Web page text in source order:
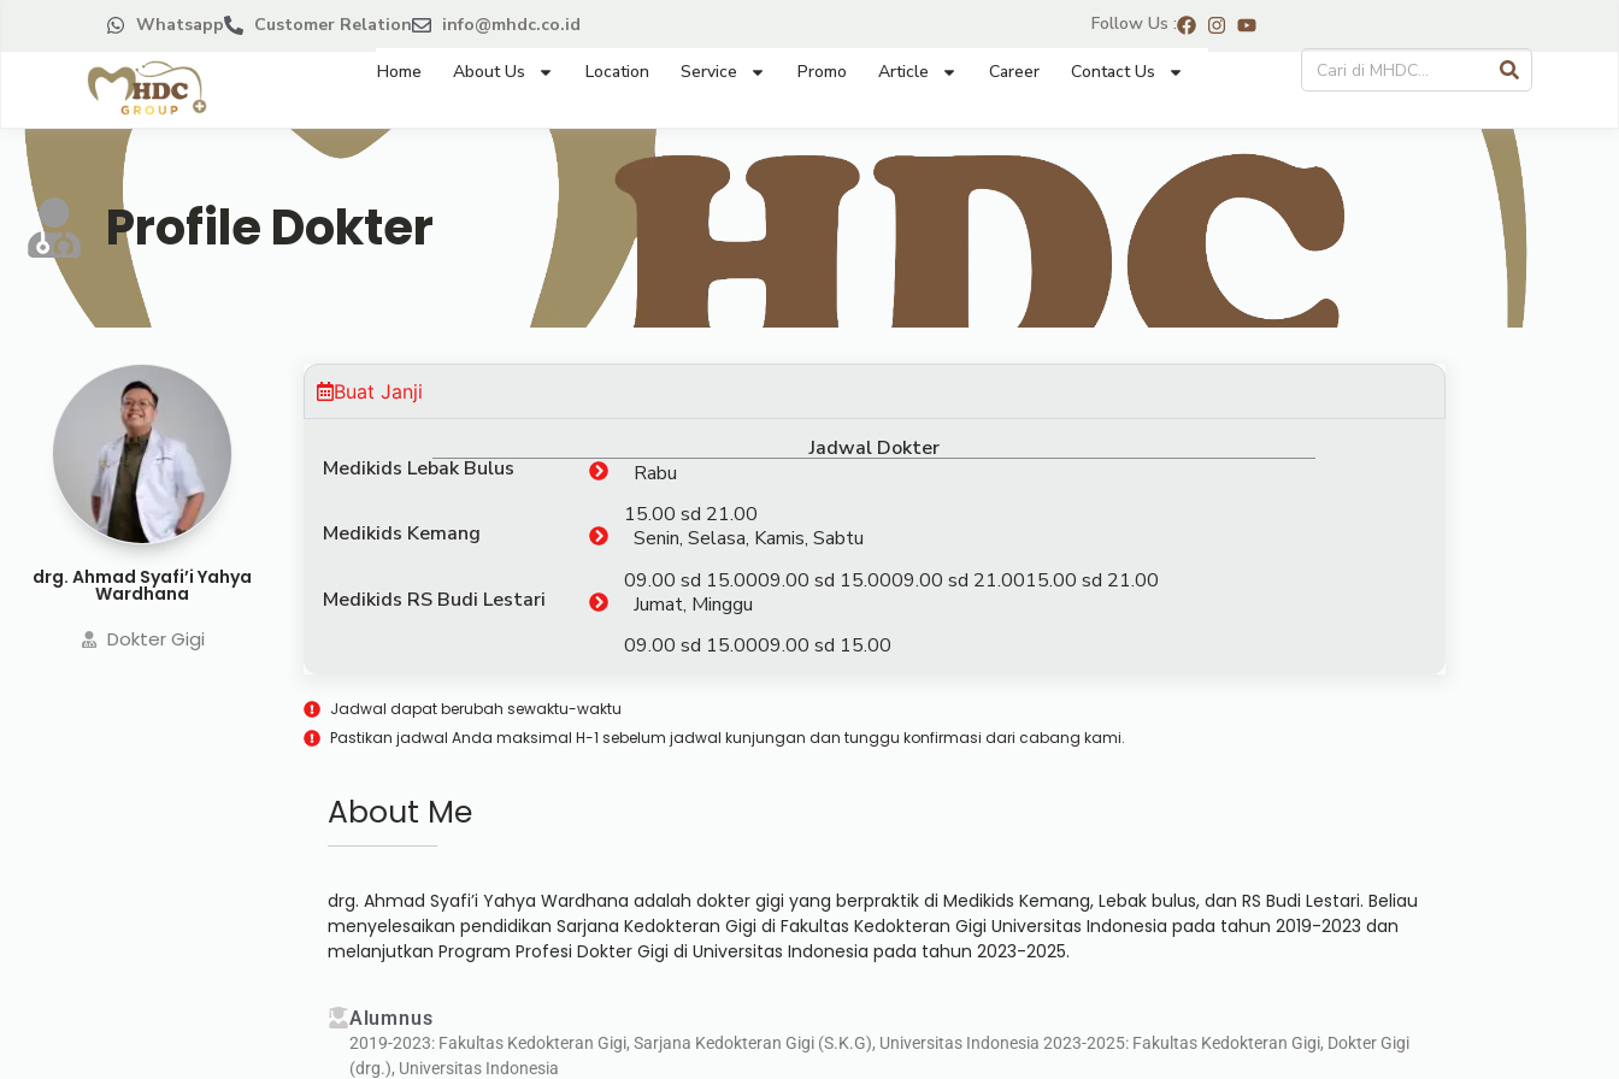
Whatsapp Customer Relation info@mhdc.co.id Follow Us :
Home About Us Location Service Promo Article Career Contact Us
Profile Dokter
drg. Ahmad Syafi’i Yahya
Wardhana
Dokter Gigi
Buat Janji
Jadwal Dokter
Medikids Lebak Bulus
Rabu
15.00 sd 21.00
Medikids Kemang
Senin, Selasa, Kamis, Sabtu
09.00 sd 15.0009.00 sd 15.0009.00 sd 21.0015.00 sd 21.00
Medikids RS Budi Lestari
Jumat, Minggu
09.00 sd 15.0009.00 sd 15.00
Jadwal dapat berubah sewaktu-waktu
Pastikan jadwal Anda maksimal H-1 sebelum jadwal kunjungan dan tunggu konfirmasi dari cabang kami.
About Me
drg. Ahmad Syafi’i Yahya Wardhana adalah dokter gigi yang berpraktik di Medikids Kemang, Lebak bulus, dan RS Budi Lestari. Beliau
menyelesaikan pendidikan Sarjana Kedokteran Gigi di Fakultas Kedokteran Gigi Universitas Indonesia pada tahun 2019-2023 dan
melanjutkan Program Profesi Dokter Gigi di Universitas Indonesia pada tahun 2023-2025.
Alumnus
2019-2023: Fakultas Kedokteran Gigi, Sarjana Kedokteran Gigi (S.K.G), Universitas Indonesia 2023-2025: Fakultas Kedokteran Gigi, Dokter Gigi
(drg.), Universitas Indonesia